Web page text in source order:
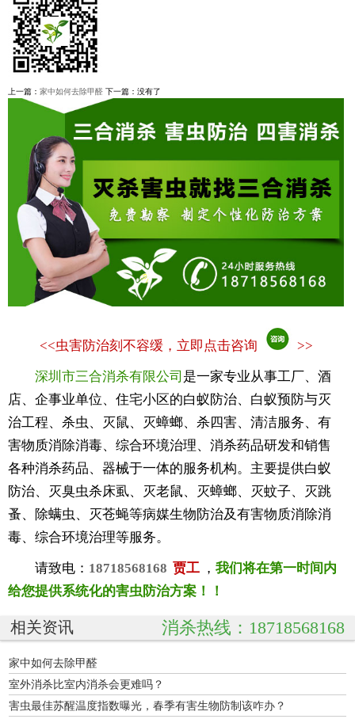
上一篇： 家中如何去除甲醛 下一篇：没有了
<<虫害防治刻不容缓，立即点击咨询 >>
深圳市三合消杀有限公司 是一家专业从事工厂、酒
店、企事业单位、住宅小区的白蚁防治、白蚁预防与灭
治工程、杀虫、灭鼠、灭蟑螂、杀四害、清洁服务、有
害物质消除消毒、综合环境治理、消杀药品研发和销售
各种消杀药品、器械于一体的服务机构。主要提供白蚁
防治、灭臭虫杀床虱、灭老鼠、灭蟑螂、灭蚊子、灭跳
蚤、除螨虫、灭苍蝇等病媒生物防治及有害物质消除消
毒、综合环境治理等服务。
请致电： 18718568168 贾工 ， 我们将在第一时间内
给您提供系统化的害虫防治方案！！
相关资讯 消杀热线：18718568168
家中如何去除甲醛
室外消杀比室内消杀会更难吗？
害虫最佳苏醒温度指数曝光，春季有害生物防制该咋办？